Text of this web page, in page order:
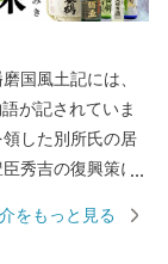
国風土記には、
が記されていま
した別所氏の居
秀吉の復興策に
をもっと見る